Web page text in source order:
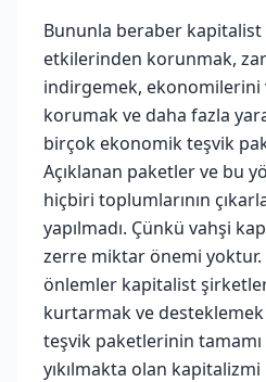
Bununla beraber
etkilerinden korunmak,
indirgemek, ekonomilerini
korumak ve daha fazla
birçok ekonomik teşvik
Açıklanan paketler ve bu
hiçbiri toplumlarının
yapılmadı. Çünkü vahşi
zerre miktar önemi yoktur.
önlemler kapitalist
kurtarmak ve desteklemek
teşvik paketlerinin
yıkılmakta olan